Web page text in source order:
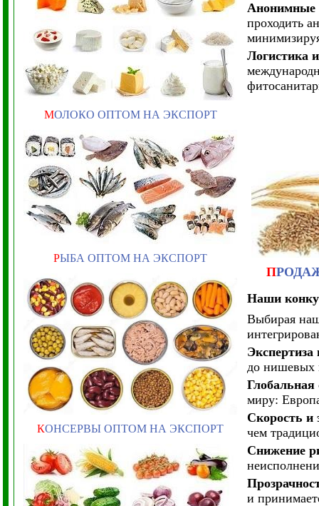
МОЛОКО ОПТОМ НА ЭКСПОРТ
РЫБА ОПТОМ НА ЭКСПОРТ
КОНСЕРВЫ ОПТОМ НА ЭКСПОРТ
Анонимные
проходить
Логистика
П
Наши
Выбирая
до нишевых
Глобальная
миру:
Скорость и
чем
Снижение
и